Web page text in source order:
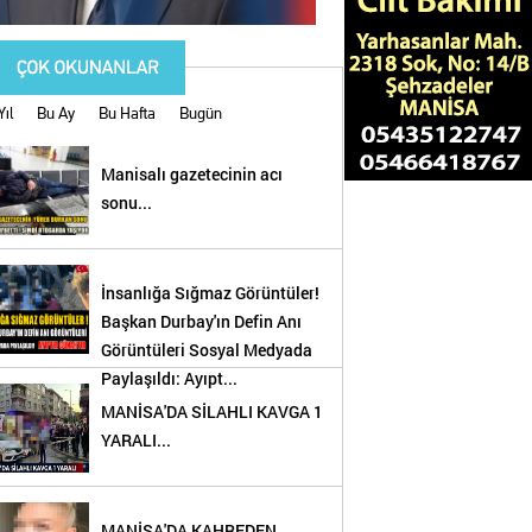
Bu Ay Bu Hafta Bugün
Manisalı gazetecinin acı
sonu...
İnsanlığa Sığmaz Görüntüler!
Başkan Durbay'ın Defin Anı
Görüntüleri Sosyal Medyada
Paylaşıldı: Ayıpt...
MANİSA'DA SİLAHLI KAVGA 1
YARALI...